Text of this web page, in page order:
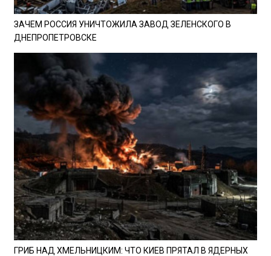
ЗАЧЕМ РОССИЯ УНИЧТОЖИЛА ЗАВОД ЗЕЛЕНСКОГО В
ДНЕПРОПЕТРОВСКЕ
ГРИБ НАД ХМЕЛЬНИЦКИМ: ЧТО КИЕВ ПРЯТАЛ В ЯДЕРНЫХ